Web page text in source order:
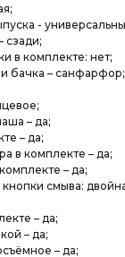
-
сзади;
в комплекте: нет;
бачка – санфарфор;
– да;
– да;
в комплекте – да;
– да;
кнопки смыва:
– да;
– да;
– да;